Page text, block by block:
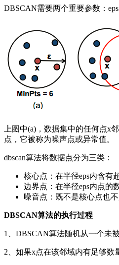
DBSCAN需要两个重要参数：
上图中(a)，数据集中的任何点x
点，它被称为噪声点或异常值。
dbscan算法将数据点分为三类：
核心点：在半径eps内含有
边界点：在半径eps内点的
噪音点：既不是核心点也
DBSCAN算法的执行过程
1、DBSCAN算法随机从一个未
2、如果x点在该邻域内有足够数